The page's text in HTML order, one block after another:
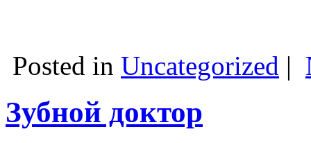
Posted in Uncategorized |
Зубной доктор